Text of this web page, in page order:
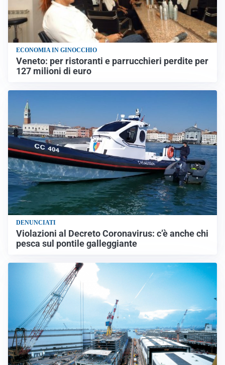
ECONOMIA IN GINOCCHIO
Veneto: per ristoranti e parrucchieri perdite per
127 milioni di euro
DENUNCIATI
Violazioni al Decreto Coronavirus: c’è anche chi
pesca sul pontile galleggiante